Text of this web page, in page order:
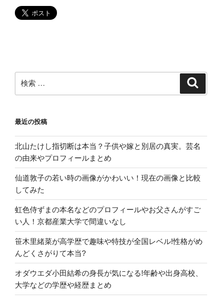
と
い
検
索:
最近の投稿
北山たけし指切断は本当？子供や嫁と別居の真実。芸名
の由来やプロフィールまとめ
仙道敦子の若い時の画像がかわいい！現在の画像と比較
してみた
虹色侍ずまの本名などのプロフィールやお父さんがすご
い人！京都産業大学で間違いなし
笹木里緒菜が高学歴で趣味や特技が全国レベル!性格がめ
んどくさがりて本当?
オダウエダ小田結希の身長が気になる!年齢や出身高校、
大学などの学歴や経歴まとめ